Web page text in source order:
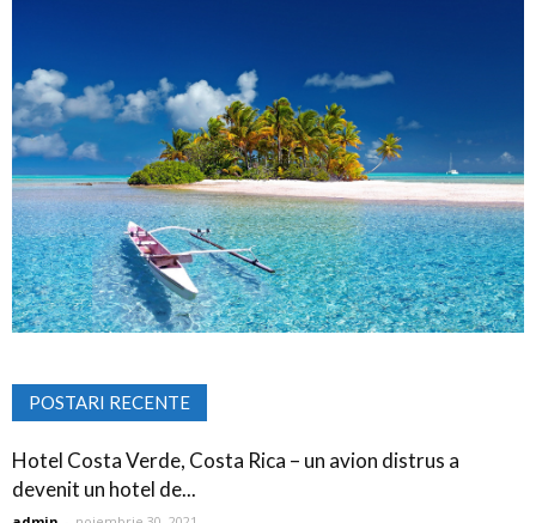
POSTARI RECENTE
Hotel Costa Verde, Costa Rica – un avion distrus a
devenit un hotel de...